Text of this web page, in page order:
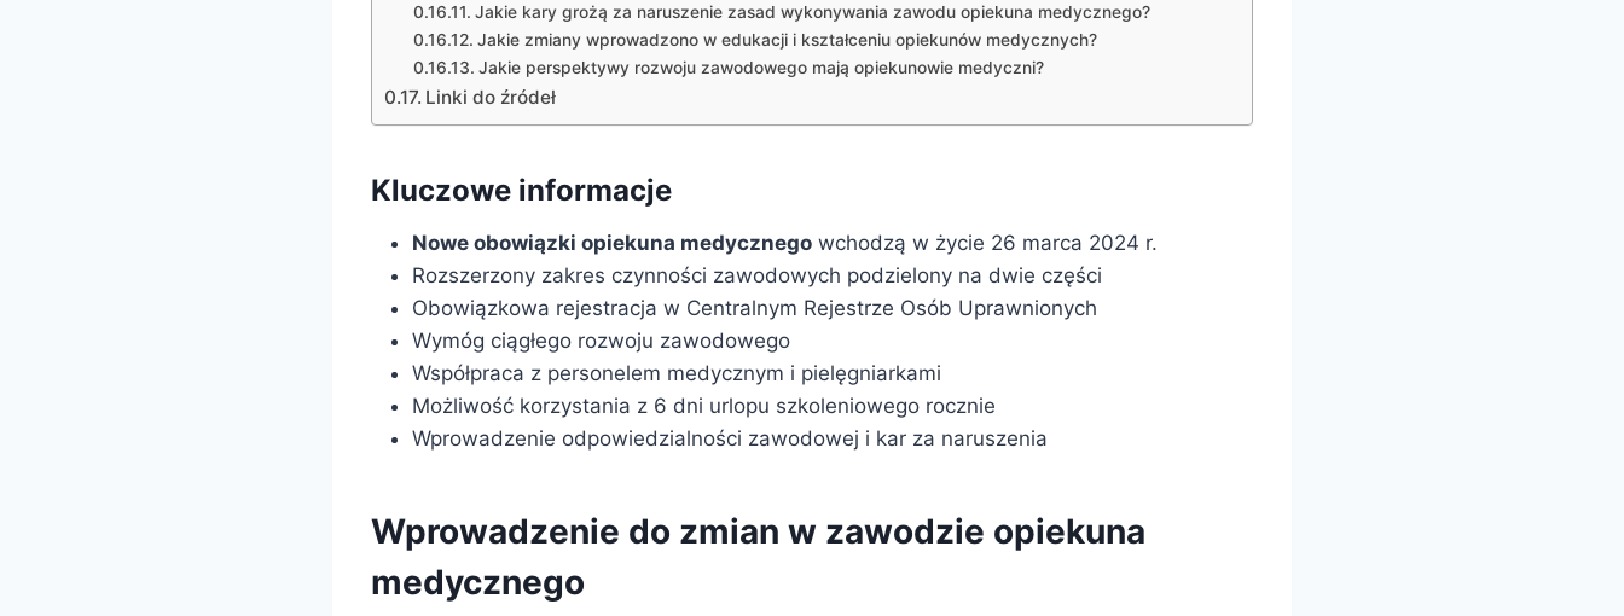
Jakie kary grożą za naruszenie zasad wykonywania zawodu opiekuna medycznego?
Jakie zmiany wprowadzono w edukacji i kształceniu opiekunów medycznych?
Jakie perspektywy rozwoju zawodowego mają opiekunowie medyczni?
Linki do źródeł
Kluczowe informacje
Nowe obowiązki opiekuna medycznego wchodzą w życie 26 marca 2024 r.
Rozszerzony zakres czynności zawodowych podzielony na dwie części
Obowiązkowa rejestracja w Centralnym Rejestrze Osób Uprawnionych
Wymóg ciągłego rozwoju zawodowego
Współpraca z personelem medycznym i pielęgniarkami
Możliwość korzystania z 6 dni urlopu szkoleniowego rocznie
Wprowadzenie odpowiedzialności zawodowej i kar za naruszenia
Wprowadzenie do zmian w zawodzie opiekuna
medycznego